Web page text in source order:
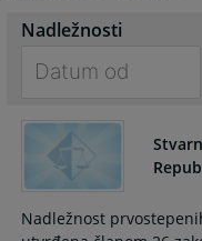
Nadležnosti
forward
interact
the
Nadležnost